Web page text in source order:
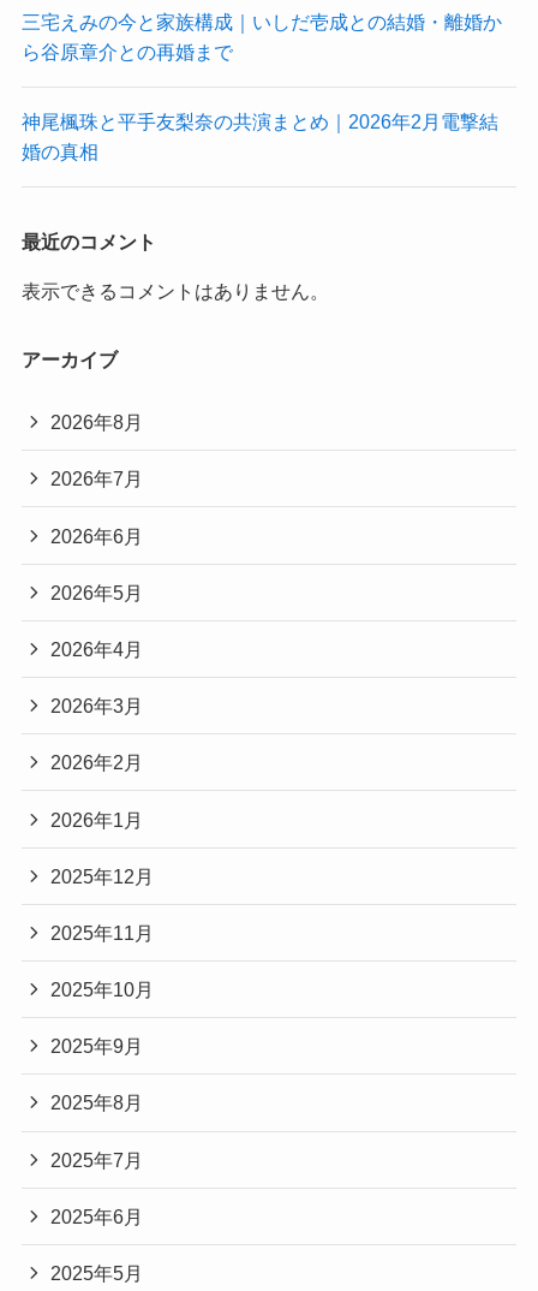
三宅えみの今と家族構成｜いしだ壱成との結婚・離婚か
ら谷原章介との再婚まで
神尾楓珠と平手友梨奈の共演まとめ｜2026年2月電撃結
婚の真相
最近のコメント
表示できるコメントはありません。
アーカイブ
2026年8月
2026年7月
2026年6月
2026年5月
2026年4月
2026年3月
2026年2月
2026年1月
2025年12月
2025年11月
2025年10月
2025年9月
2025年8月
2025年7月
2025年6月
2025年5月